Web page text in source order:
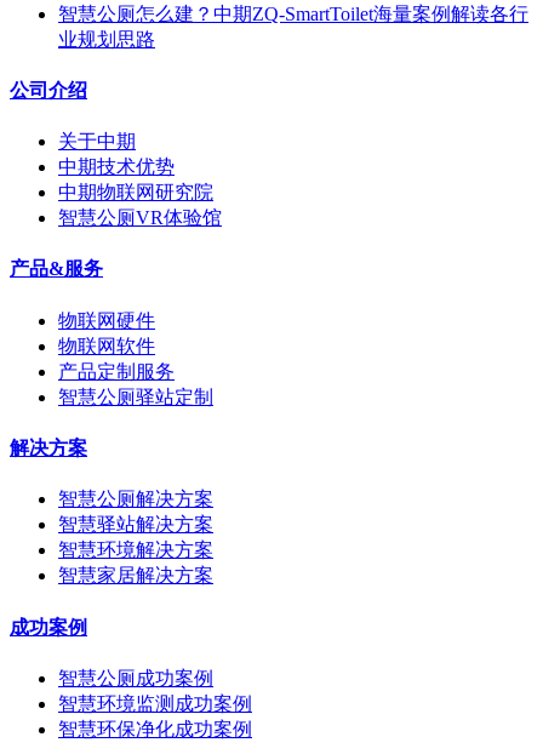
智慧公厕怎么建？中期ZQ-SmartToilet海量案例解读各行
业规划思路
公司介绍
关于中期
中期技术优势
中期物联网研究院
智慧公厕VR体验馆
产品&服务
物联网硬件
物联网软件
产品定制服务
智慧公厕驿站定制
解决方案
智慧公厕解决方案
智慧驿站解决方案
智慧环境解决方案
智慧家居解决方案
成功案例
智慧公厕成功案例
智慧环境监测成功案例
智慧环保净化成功案例